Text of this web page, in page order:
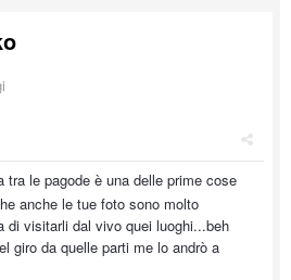
le pagode è una delle prime cose
anche le tue foto sono molto
di visitarli dal vivo quei luoghi...beh
giro da quelle parti me lo andrò a